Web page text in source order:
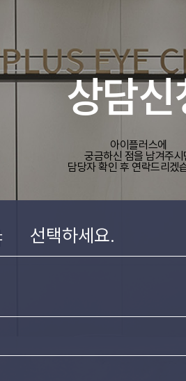
상담신
아이플러스에
궁금하신 점을 남겨주시
담당자 확인 후 연락드리겠